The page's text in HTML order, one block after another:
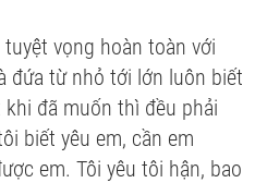
vọng hoàn toàn với
đứa từ nhỏ tới lớn luôn biết
đã muốn thì đều phải
biết yêu em, cần em
em. Tôi yêu tôi hận, bao